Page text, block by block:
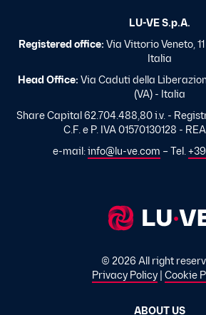
LU-VE S.p.A.
Registered office: Via Vittorio Veneto,
Italia
Head Office: Via Caduti della
(VA) - Italia
Share Capital 62.704.488,80 i.v. -
C.F. e P. IVA 01570130128 -
e-mail: info@lu-ve.com – Tel.
© 2026 All right
Privacy Policy
Cookie
ABOUT US